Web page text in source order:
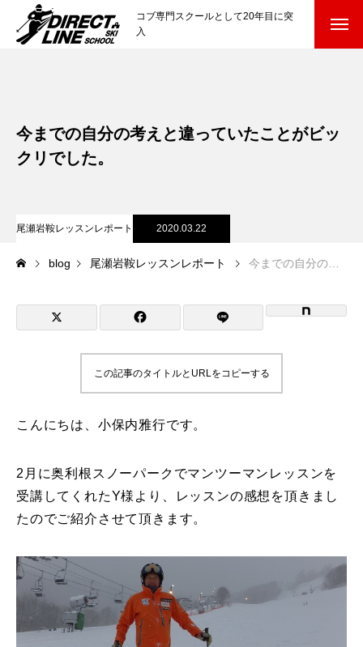
コブ専門スクールとして20年目に突
入
参加までの流れ
参加費のお支払い
各会場の集合場所
スキー場から選ぶ Ski Area
鷲ヶ岳＆高鷲スノーパーク
宮城山形
岩手高原
白馬五竜FA
レッスンテーマから選ぶ Lesson Theme
初級1
初級2
今までの自分の考えと違っていたことがビッ
クリでした。
尾瀬岩鞍レッスンレポート 2020.03.22
blog 尾瀬岩鞍レッスンレポート 今までの自分の考えと違っていたことがビックリでした。
この記事のタイトルとURLをコピーする
こんにちは、小保内雅行です。
2月に奥利根スノーパークでマンツーマンレッスンを
受講してくれたY様より、レッスンの感想を頂きまし
たのでご紹介させて頂きます。